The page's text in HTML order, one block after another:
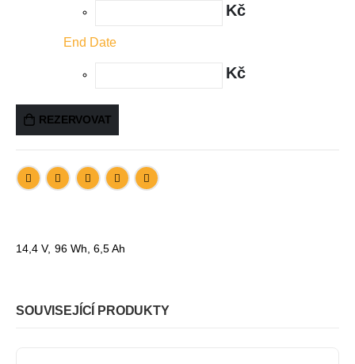
Kč
End Date
Kč
REZERVOVAT
14,4 V, 96 Wh, 6,5 Ah
SOUVISEJÍCÍ PRODUKTY